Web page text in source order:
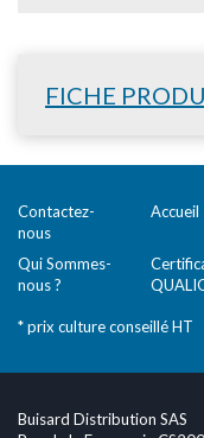
FICHE
Contactez-
nous
Accueil
Qui Sommes-
nous ?
* prix culture conseillé HT
Buisard Distribution SAS